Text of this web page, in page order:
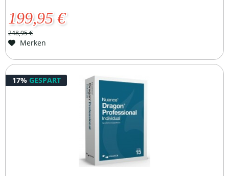
199,95 €
248,95 €
Merken
17% GESPART